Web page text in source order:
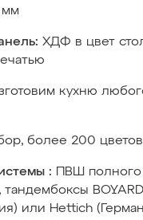
мм
ХДФ в цвет
кухню
более 200 цветов
:
ПВШ полного
тандембоксы
или Hettich